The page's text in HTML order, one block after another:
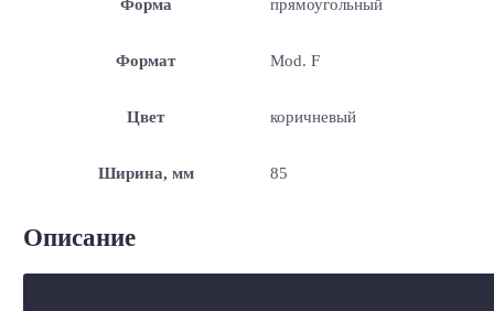
Форма прямоугольный
Формат Mod. F
Цвет коричневый
Ширина, мм 85
Описание